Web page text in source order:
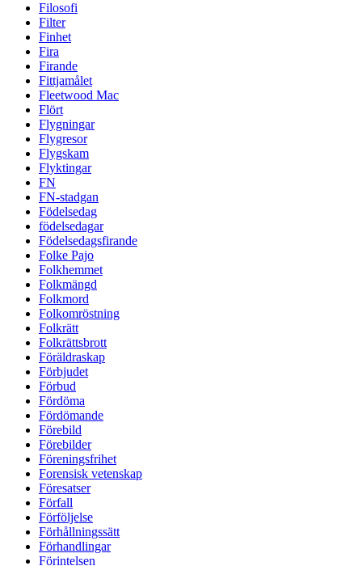
Filosofi
Filter
Finhet
Fira
Firande
Fittjamålet
Fleetwood Mac
Flört
Flygningar
Flygresor
Flygskam
Flyktingar
FN
FN-stadgan
Födelsedag
födelsedagar
Födelsedagsfirande
Folke Pajo
Folkhemmet
Folkmängd
Folkmord
Folkomröstning
Folkrätt
Folkrättsbrott
Föräldraskap
Förbjudet
Förbud
Fördöma
Fördömande
Förebild
Förebilder
Föreningsfrihet
Forensisk vetenskap
Föresatser
Förfall
Förföljelse
Förhållningssätt
Förhandlingar
Förintelsen